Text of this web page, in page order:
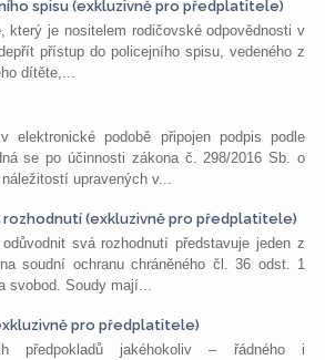
spisu (exkluzivně pro předplatitele)
který je nositelem rodičovské odpovědnosti v
přístup do policejního spisu, vedeného z
dítěte,...
elektronické podobě připojen podpis podle
se po účinnosti zákona č. 298/2016 Sb. o
upravených v...
rozhodnutí (exkluzivně pro předplatitele)
svá rozhodnutí představuje jeden z
soudní ochranu chráněného čl. 36 odst. 1
svobod. Soudy mají...
pro předplatitele)
předpokladů jakéhokoliv – řádného i